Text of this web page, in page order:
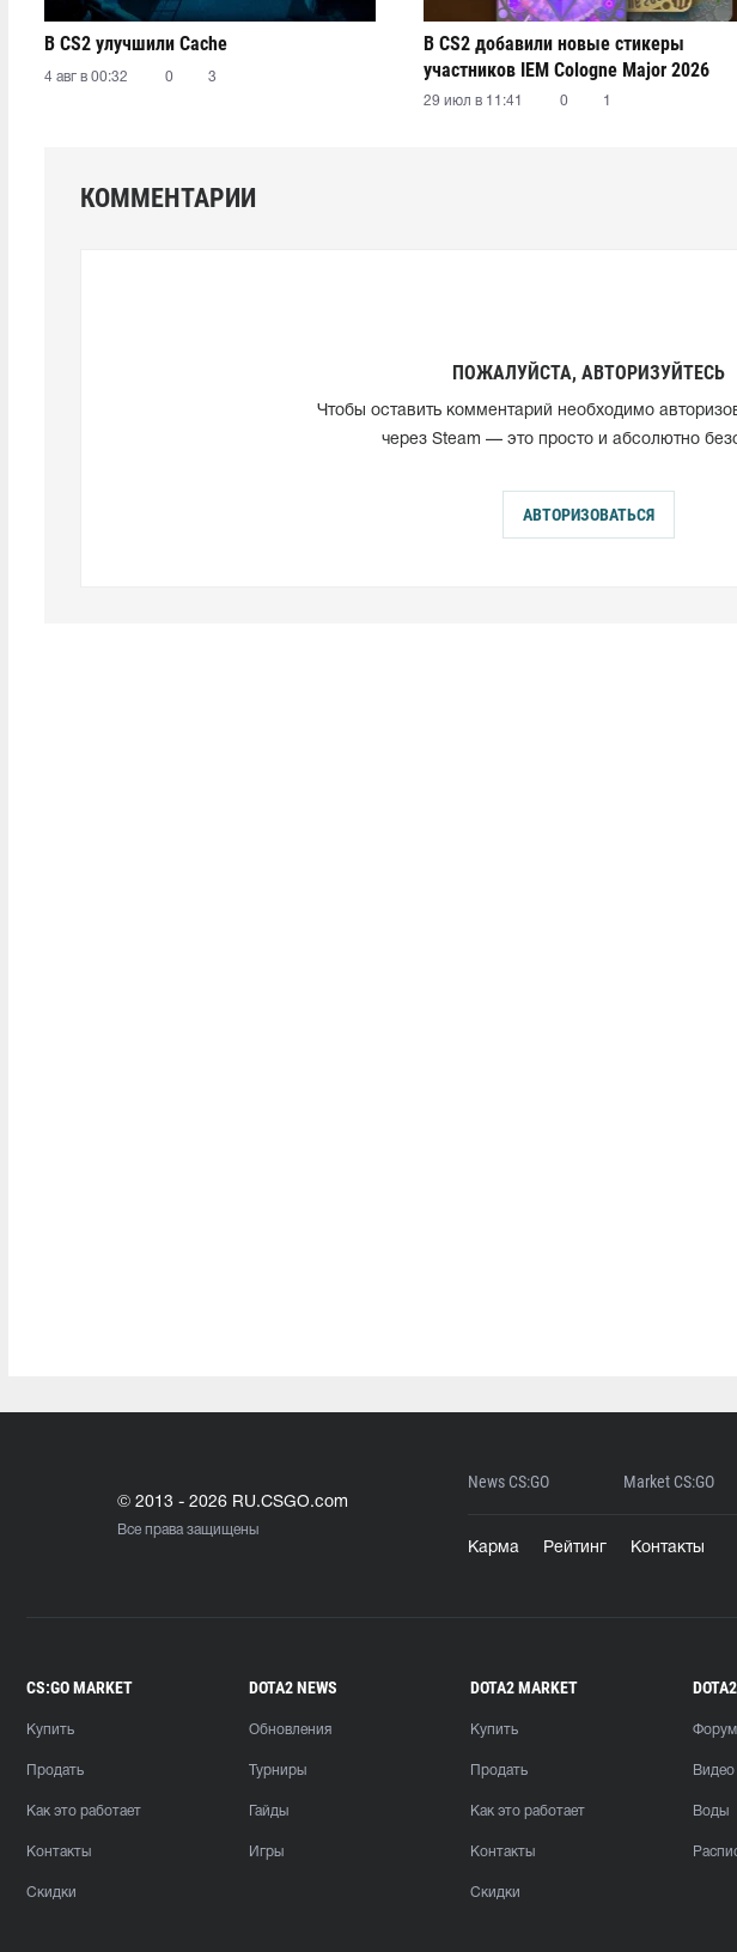
В CS2 улучшили Cache
4 авг в 00:32 0 3
В CS2 добавили новые стикеры
участников IEM Cologne Major 2026
29 июл в 11:41 0 1
КОММЕНТАРИИ
ПОЖАЛУЙСТА, АВТОРИЗУЙТЕСЬ
Чтобы оставить комментарий необходимо
через Steam — это просто и абсолютно
АВТОРИЗОВАТЬСЯ
© 2013 - 2026 RU.CSGO.com
Все права защищены
News CS:GO Market CS:GO
Карма Рейтинг Контакты
CS:GO MARKET
Купить
Продать
Как это работает
Контакты
Скидки
DOTA2 NEWS
Обновления
Турниры
Гайды
Игры
DOTA2 MARKET
Купить
Продать
Как это работает
Контакты
Скидки
Форум
Видео
Воды